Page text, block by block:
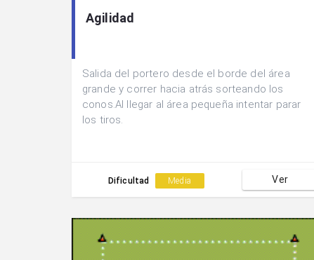
Agilidad
Salida del portero desde el borde del área
grande y correr hacia atrás sorteando los
conos.Al llegar al área pequeña intentar parar
los tiros.
Dificultad Media Ver